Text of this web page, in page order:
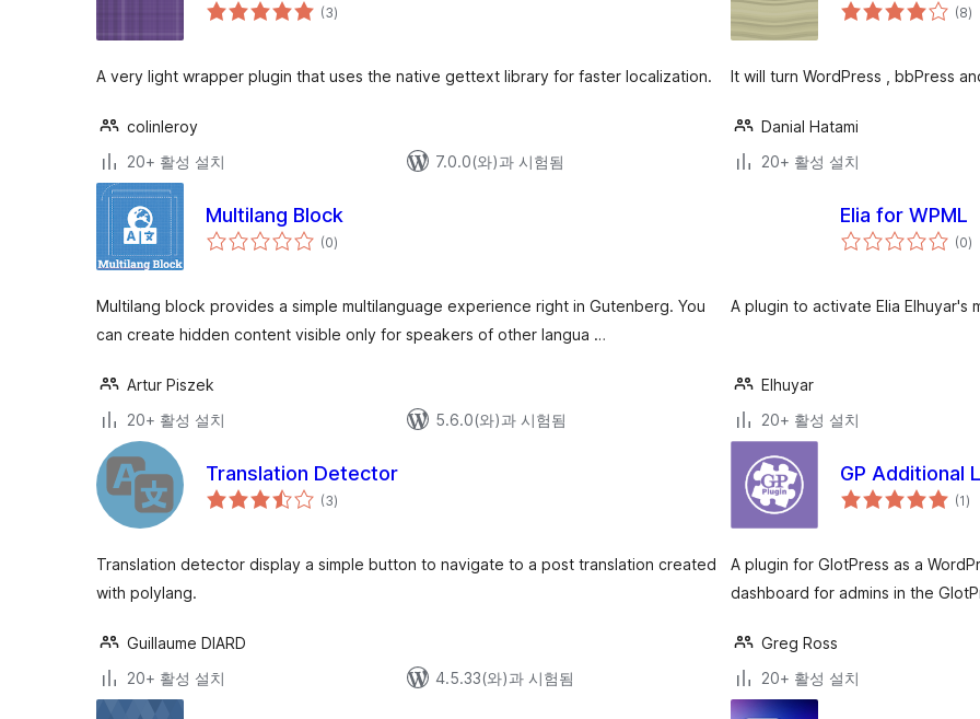
(3전
체)
A very light wrapper plugin that uses the native gettext library for faster localization.
colinleroy
20+ 활성 설치
7.0.0(와)과 시험됨
(8전
체)
It will turn WordPress , bbPress
Danial Hatami
20+ 활성 설치
Multilang Block
(0전
체)
Multilang block provides a simple multilanguage experience right in Gutenberg. You
can create hidden content visible only for speakers of other langua …
Artur Piszek
20+ 활성 설치
5.6.0(와)과 시험됨
Elia for WPML
(0전
체)
A plugin to activate Elia Elhuyar's
Elhuyar
20+ 활성 설치
Translation Detector
(3전
체)
Translation detector display a simple button to navigate to a post translation created
with polylang.
Guillaume DIARD
20+ 활성 설치
4.5.33(와)과 시험됨
GP Additional
(1전
체)
A plugin for GlotPress as a
dashboard for admins in the
Greg Ross
20+ 활성 설치